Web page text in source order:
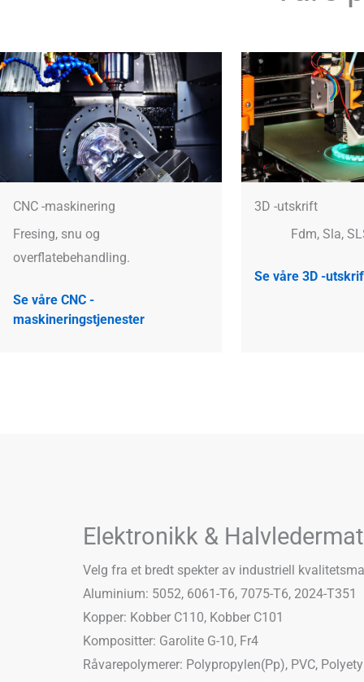
CNC -maskinering
Fresing, snu og
overflatebehandling.
Se våre CNC -
maskineringstjenester
3D -utskrift
Fdm, Sla,
Se våre 3D -
Elektronikk &
Velg fra et bredt spekter av industriell
Aluminium: 5052, 6061-T6, 7075-T6, 2024-T351
Kopper: Kobber C110, Kobber C101
Kompositter: Garolite G-10, Fr4
Råvarepolymerer: Polypropylen(Pp), PVC,